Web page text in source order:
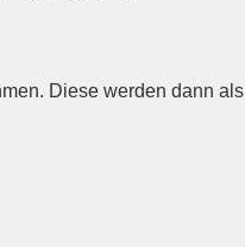
Diese werden dann als